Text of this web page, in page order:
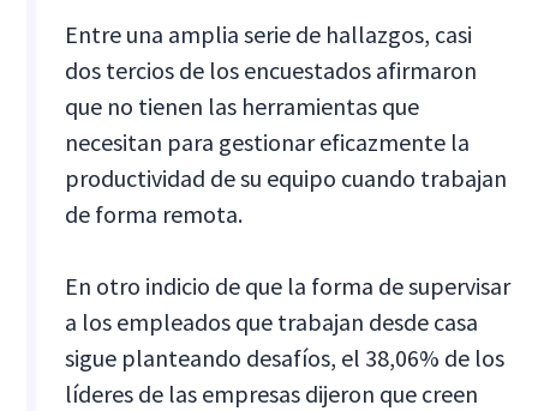
Entre una amplia serie de hallazgos, casi
dos tercios de los encuestados afirmaron
que no tienen las herramientas que
necesitan para gestionar eficazmente la
productividad de su equipo cuando trabajan
de forma remota.
En otro indicio de que la forma de supervisar
a los empleados que trabajan desde casa
sigue planteando desafíos, el 38,06% de los
líderes de las empresas dijeron que creen